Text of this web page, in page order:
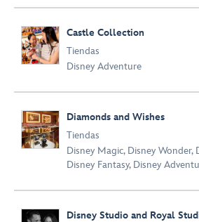
Castle Collection
Tiendas
Disney Adventure
Diamonds and Wishes
Tiendas
Disney Magic, Disney Wonder,
Disney Fantasy, Disney
Disney Studio and Royal